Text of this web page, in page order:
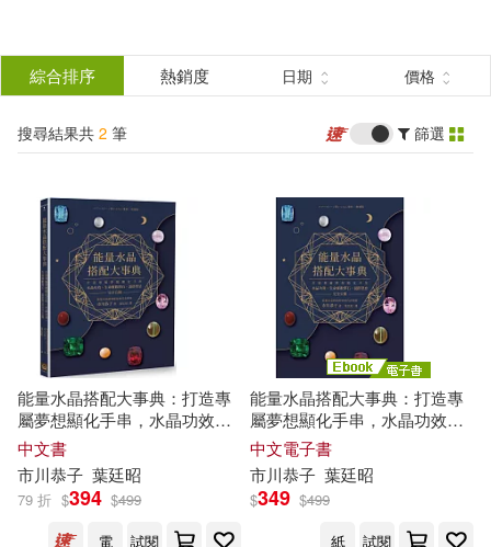
結
分類 (單選)
所有商品(2) 圖書(1)
電子書(1)
作者 (可複選)
市川恭子(2)
出版社 (可複選)
綜合排序 熱銷度 日期 價格
搜尋結果共 2 筆 篩選
能量水晶搭配大事典：打造專
屬夢想顯化手串，水晶功效、
生命靈數擇石、混搭禁忌完全
公開
中文書
市川恭子 葉廷昭
79 折 $394 $499
電
試閱
能量水晶搭配大事典：打造專
屬夢想顯化手串，水晶功效、
生命靈數擇石、混搭禁忌完全
公開 (電子書)
中文電子書
市川恭子 葉廷昭
$349 $499
紙
試閱